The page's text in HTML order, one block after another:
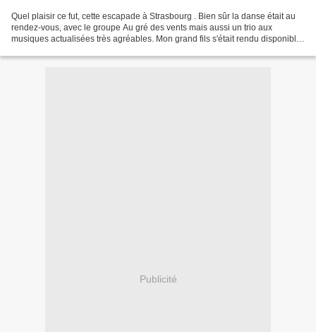
Quel plaisir ce fut, cette escapade à Strasbourg . Bien sûr la danse était au
rendez-vous, avec le groupe Au gré des vents mais aussi un trio aux
musiques actualisées très agréables. Mon grand fils s'était rendu disponible,
Publicité